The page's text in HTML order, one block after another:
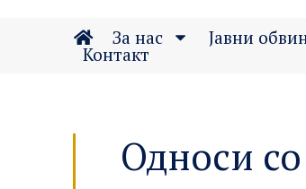
За нас Јавни
Контакт
Односи со